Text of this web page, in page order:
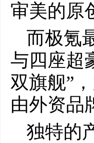
审美的原
而极氪
与四座超
双旗舰”
由外资品
独特的